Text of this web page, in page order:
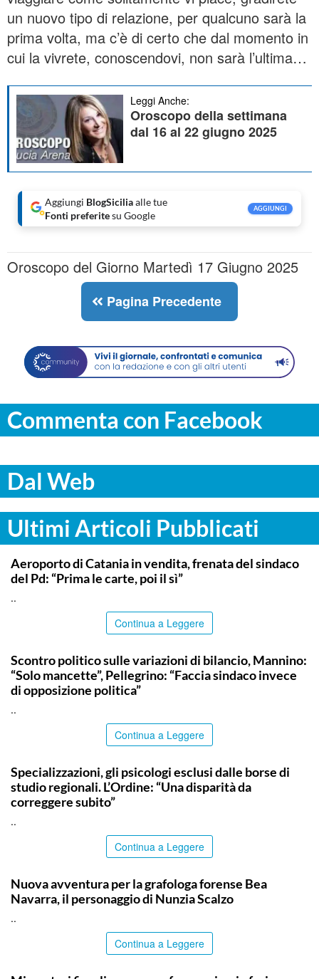
un nuovo tipo di relazione, per qualcuno sarà la
prima volta, ma c’è di certo che dal momento in
cui la vivrete, conoscendovi, non sarà l’ultima…
Leggi Anche:
Oroscopo della settimana
dal 16 al 22 giugno 2025
Aggiungi BlogSiciliaalle tue
Fonti preferitesu Google
AGGIUNGI
Oroscopo del Giorno Martedì 17 Giugno 2025
Pagina Precedente
Commenta con Facebook
Dal Web
Ultimi Articoli Pubblicati
CATANIA
Aeroporto di Catania in vendita, frenata del sindaco
del Pd: “Prima le carte, poi il sì”
..
Continua a Leggere
Scontro politico sulle variazioni di bilancio, Mannino:
“Solo mancette”, Pellegrino: “Faccia sindaco invece
di opposizione politica”
..
Continua a Leggere
Specializzazioni, gli psicologi esclusi dalle borse di
studio regionali. L’Ordine: “Una disparità da
correggere subito”
..
Continua a Leggere
Nuova avventura per la grafologa forense Bea
Navarra, il personaggio di Nunzia Scalzo
..
Continua a Leggere